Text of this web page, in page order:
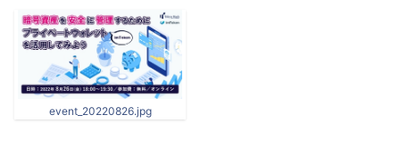
event_20220826.jpg